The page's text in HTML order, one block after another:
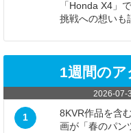
「Honda X4」
挑戦への想いも
1週間の
2026-07-
1
8KVR作品を含
画が「春のパン